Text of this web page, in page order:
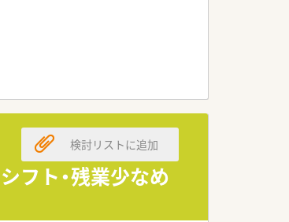
方箋を応需しています。
フト・残業少なめ
検討リストに追加